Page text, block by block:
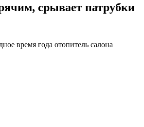
срывает патрубки
время года отопитель салона